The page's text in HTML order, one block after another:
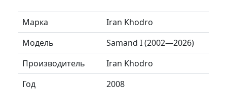
Марка
Iran Khodro
Модель
Samand I (2002—2026)
Производитель
Iran Khodro
Год
2008